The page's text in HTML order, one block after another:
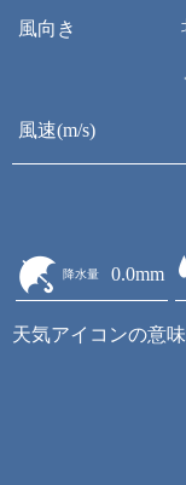
風向き
風速(m/s)
降水量 0.0mm
天気アイコンの意